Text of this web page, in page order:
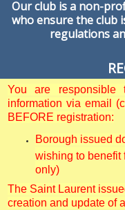
Our club is a non-
who ensure the club
regulations
You are
information via email
BEFORE registration:
Borough issued
wishing to benefit
only)
The Saint Laurent
creation and update of